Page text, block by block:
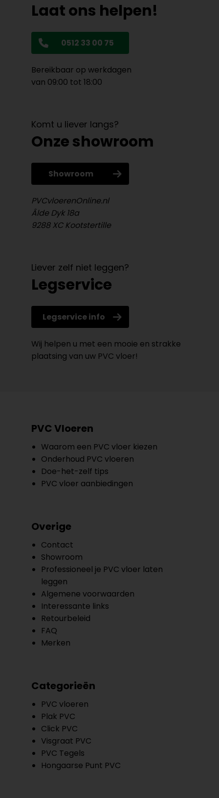
Laat ons helpen!
0512 33 00 75
Bereikbaar op werkdagen
van 09:00 tot 18:00
Komt u liever langs?
Onze showroom
Showroom
PVCvloerenOnline.nl
Âlde Dyk 18a
9288 XC Kootstertille
Liever zelf niet leggen?
Legservice
Legservice info
Wij helpen u met een mooie en strakke
plaatsing van uw PVC vloer!
PVC Vloeren
Waarom een PVC vloer kiezen
Onderhoud PVC vloeren
Doe-het-zelf tips
PVC vloer aanbiedingen
Overige
Contact
Showroom
Professioneel je PVC vloer laten
leggen
Algemene voorwaarden
Interessante links
Retourbeleid
FAQ
Merken
Categorieën
PVC vloeren
Plak PVC
Click PVC
Visgraat PVC
PVC Tegels
Hongaarse Punt PVC